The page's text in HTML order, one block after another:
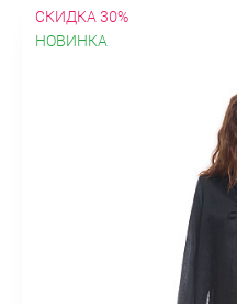
СКИДКА 30%
НОВИНКА